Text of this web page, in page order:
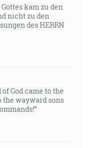
kam zu den
nicht zu den
des HERRN
God came to the
the wayward sons